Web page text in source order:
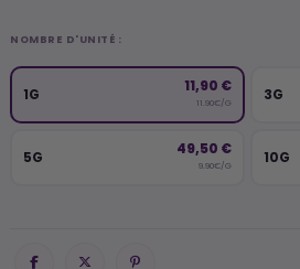
NOMBRE D'UNITÉ :
1G 11,90 €
11.90€/G 3G
5G 49,50 €
9.90€/G 10G